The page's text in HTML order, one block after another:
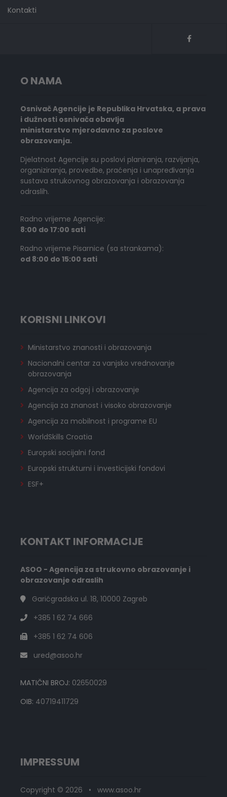
Kontakti
O NAMA
Osnivač Agencije je Republika Hrvatska, a prava
i dužnosti osnivača obavlja
ministarstvo mjerodavno za poslove
obrazovanja.
Djelatnost Agencije su poslovi planiranja, razvijanja,
organiziranja, provedbe, praćenja i unapređivanja
sustava strukovnog obrazovanja i obrazovanja
odraslih.
Radno vrijeme Agencije:
8:00 do 17:00 sati
Radno vrijeme Pisarnice (sa strankama):
od 8:00 do 15:00 sati
KORISNI LINKOVI
Ministarstvo znanosti i obrazovanja
Nacionalni centar za vanjsko vrednovanje
obrazovanja
Agencija za odgoj i obrazovanje
Agencija za znanost i visoko obrazovanje
Agencija za mobilnost i programe EU
WorldSkills Croatia
Europski socijalni fond
Europski strukturni i investicijski fondovi
ESF+
KONTAKT INFORMACIJE
ASOO - Agencija za strukovno obrazovanje i
obrazovanje odraslih
Garićgradska ul. 18, 10000 Zagreb
+385 1 62 74 666
+385 1 62 74 606
ured@asoo.hr
MATIČNI BROJ: 02650029
OIB: 40719411729
IMPRESSUM
Copyright © 2026 • www.asoo.hr